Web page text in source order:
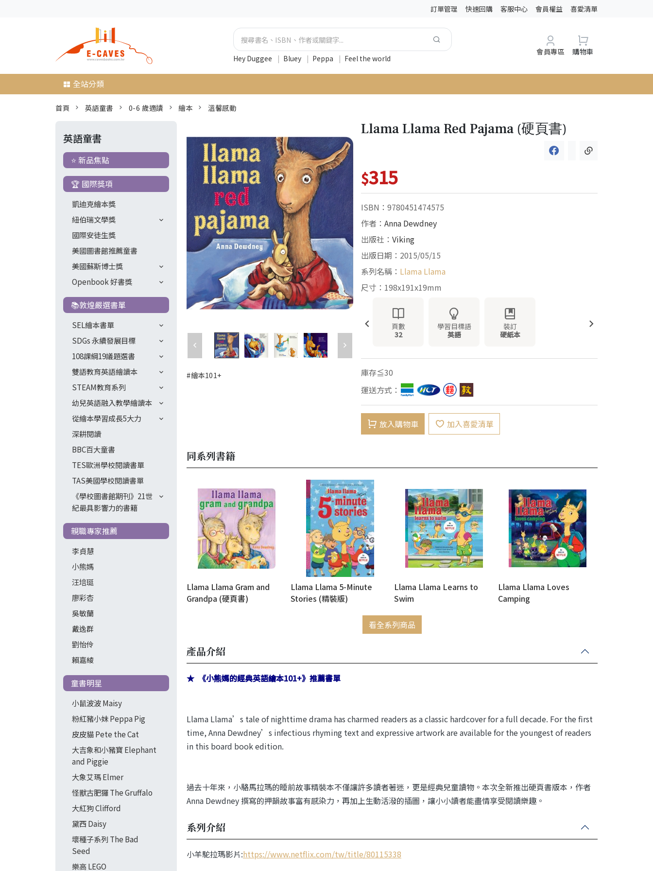
訂單管理 快速回購 客服中心 會員權益 喜愛清單
Hey Duggee | Bluey | Peppa | Feel the world
會員專區 購物車
全站分類
首頁 英語童書 0-6 歲適讀 繪本 溫馨感動
英語童書
⭐ 新品焦點
🏆 國際獎項
凱迪克繪本獎
紐伯瑞文學獎
國際安徒生獎
美國圖書館推薦童書
美國蘇斯博士獎
Openbook 好書獎
📚敦煌嚴選書單
SEL繪本書單
SDGs 永續發展目標
108課綱19議題選書
雙語教育英語繪讀本
STEAM教育系列
幼兒英語融入教學繪讀本
從繪本學習成長5大力
深耕閱讀
BBC百大童書
TES歐洲學校閱讀書單
TAS美國學校閱讀書單
《學校圖書館期刊》21世
紀最具影響力的書籍
親職專家推薦
李貞慧
小熊媽
汪培珽
廖彩杏
吳敏蘭
戴逸群
劉怡伶
賴嘉綾
童書明星
小鼠波波 Maisy
粉紅豬小妹 Peppa Pig
皮皮貓 Pete the Cat
大吉象和小豬寶 Elephant
and Piggie
大象艾瑪 Elmer
怪獸古肥玀 The Gruffalo
大紅狗 Clifford
黛西 Daisy
壞種子系列 The Bad
Seed
樂高 LEGO
#繪本101+
Llama Llama Red Pajama (硬頁書)
$315
ISBN：9780451474575
作者：Anna Dewdney
出版社：Viking
出版日期：2015/05/15
系列名稱： Llama Llama
尺寸：198x191x19mm
頁數
32
學習目標語
英語
裝訂
硬紙本
庫存≦30
運送方式：
放入購物車 加入喜愛清單
同系列書籍
Llama Llama Gram and
Grandpa (硬頁書)
Llama Llama 5-Minute
Stories (精裝版)
Llama Llama Learns to
Swim
Llama Llama Loves
Camping
看全系列商品
產品介紹
★ 《小熊媽的經典英語繪本101+》推薦書單
Llama Llama’s tale of nighttime drama has charmed readers as a classic hardcover for a full decade. For the first
time, Anna Dewdney’s infectious rhyming text and expressive artwork are available for the youngest of readers
in this board book edition.
過去十年來，小駱馬拉瑪的睡前故事精裝本不僅讓許多讀者著迷，更是經典兒童讀物。本次全新推出硬頁書版本，作者
Anna Dewdney 撰寫的押韻故事富有感染力，再加上生動活潑的插圖，讓小小讀者能盡情享受閱讀樂趣。
系列介紹
小羊駝拉瑪影片:https://www.netflix.com/tw/title/80115338